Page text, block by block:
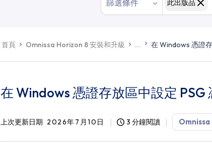
篩選條件 此出版品
首頁 Omnissa Horizon 8 安裝和升級 ... 在 Windows 憑證
在 Windows 憑證存放區中設定 PSG
上次更新日期 2026年7月10日 3 分鐘閱讀